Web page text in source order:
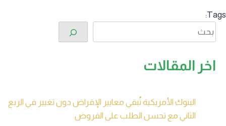
Tags:
البحث
اخر المقالات
البنوك الأمريكية تُبقي معايير الإقراض دون تغيير في الربع
الثاني مع تحسن الطلب على القروض